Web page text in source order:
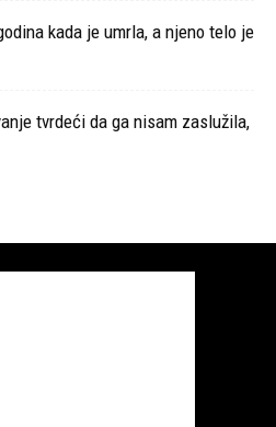
kada je umrla, a njeno telo je
tvrdeći da ga nisam zaslužila,